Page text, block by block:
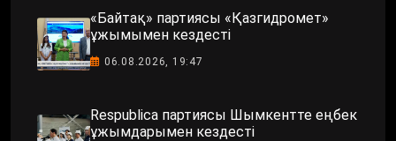
«Байтақ» партиясы «Қазгидромет»
ұжымымен кездесті
06.08.2026, 19:47
Respublica партиясы Шымкентте еңбек
ұжымдарымен кездесті